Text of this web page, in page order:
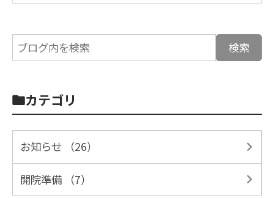
カテゴリ
お知らせ （26）
開院準備 （7）